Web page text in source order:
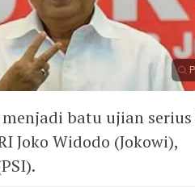
menjadi batu ujian
Joko Widodo (Jokowi),